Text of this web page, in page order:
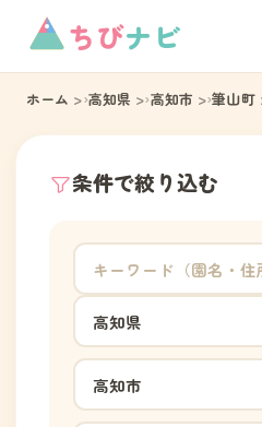
ちびナビ
ホーム 高知県 高知市 筆山町
条件で絞り込む